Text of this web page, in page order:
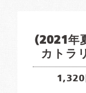
(2021年
カトラ
1,320